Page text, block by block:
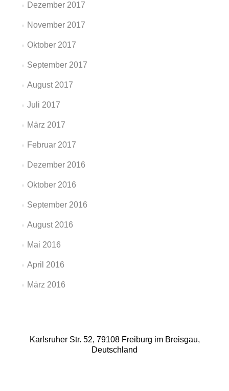
Dezember 2017
November 2017
Oktober 2017
September 2017
August 2017
Juli 2017
März 2017
Februar 2017
Dezember 2016
Oktober 2016
September 2016
August 2016
Mai 2016
April 2016
März 2016
Karlsruher Str. 52, 79108 Freiburg im Breisgau,
Deutschland